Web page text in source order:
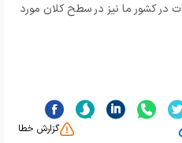
در کشور ما نیز در سطح کلان مورد
گزارش خطا